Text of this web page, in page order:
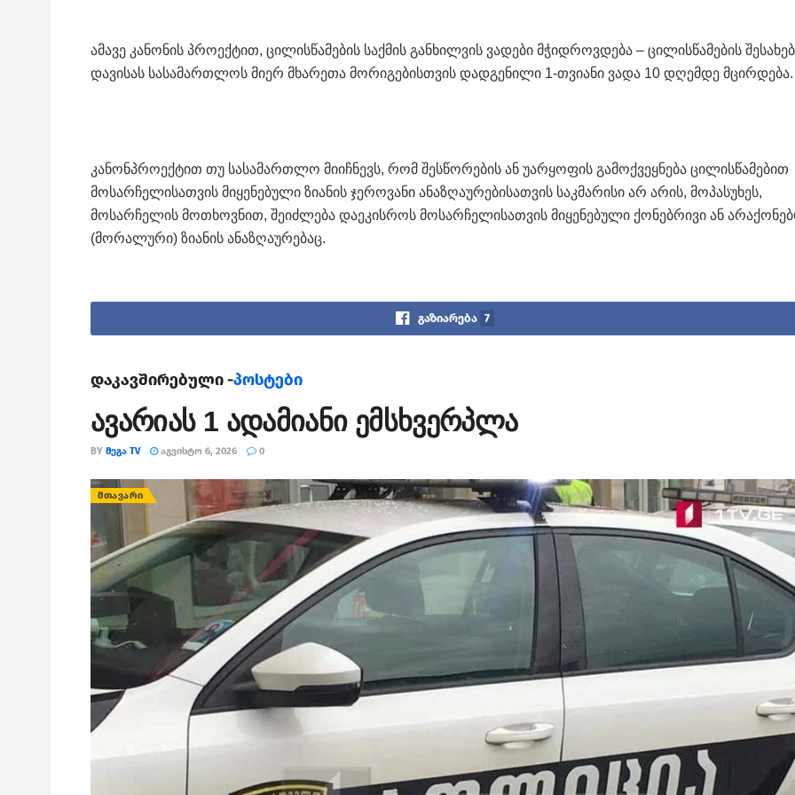
ამავე კანონის პროექტით, ცილისწამების საქმის განხილვის ვადები მჭიდროვდება – ცილისწამების შესახებ
დავისას სასამართლოს მიერ მხარეთა მორიგებისთვის დადგენილი 1-თვიანი ვადა 10 დღემდე მცირდება.
კანონპროექტით თუ სასამართლო მიიჩნევს, რომ შესწორების ან უარყოფის გამოქვეყნება ცილისწამებით
მოსარჩელისათვის მიყენებული ზიანის ჯეროვანი ანაზღაურებისათვის საკმარისი არ არის, მოპასუხეს,
მოსარჩელის მოთხოვნით, შეიძლება დაეკისროს მოსარჩელისათვის მიყენებული ქონებრივი ან
(მორალური) ზიანის ანაზღაურებაც.
გაზიარება 7
დაკავშირებული -პოსტები
ავარიას 1 ადამიანი ემსხვერპლა
BY ᲛᲔᲒᲐ TV ᲐᲒᲕᲘᲡᲢᲝ 6, 2026 0
ᲛᲗᲐᲕᲐᲠᲘ